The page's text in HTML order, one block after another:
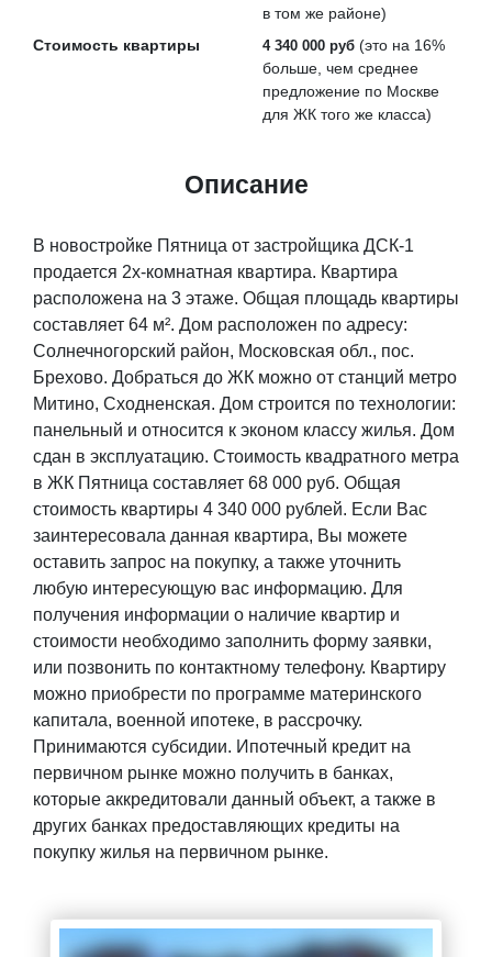
в том же районе)
Стоимость квартиры
4 340 000 руб (это на 16%
больше , чем среднее
предложение по Москве
для ЖК того же класса)
Описание
В новостройке Пятница от застройщика ДСК-1
продается 2х-комнатная квартира. Квартира
расположена на 3 этаже. Общая площадь квартиры
составляет 64 м². Дом расположен по адресу:
Солнечногорский район, Московская обл., пос.
Брехово. Добраться до ЖК можно от станций метро
Митино, Сходненская. Дом строится по технологии:
панельный и относится к эконом классу жилья. Дом
сдан в эксплуатацию. Стоимость квадратного метра
в ЖК Пятница составляет 68 000 руб. Общая
стоимость квартиры 4 340 000 рублей. Если Вас
заинтересовала данная квартира, Вы можете
оставить запрос на покупку, а также уточнить
любую интересующую вас информацию. Для
получения информации о наличие квартир и
стоимости необходимо заполнить форму заявки,
или позвонить по контактному телефону. Квартиру
можно приобрести по программе материнского
капитала, военной ипотеке, в рассрочку.
Принимаются субсидии. Ипотечный кредит на
первичном рынке можно получить в банках,
которые аккредитовали данный объект, а также в
других банках предоставляющих кредиты на
покупку жилья на первичном рынке.